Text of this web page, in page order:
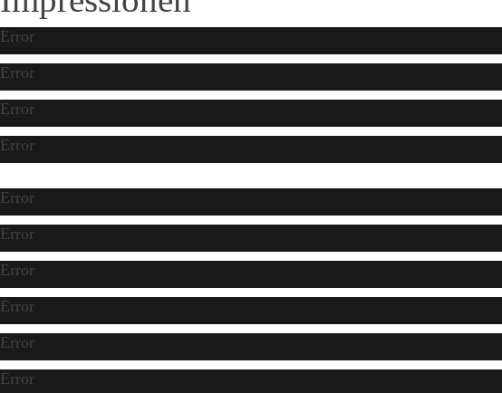
Error
Error
Error
Error
Error
Error
Error
Error
Error
Error